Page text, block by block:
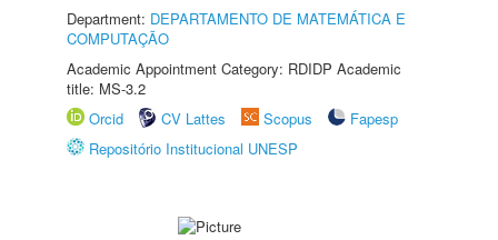
Department: DEPARTAMENTO DE MATEMÁTICA E
COMPUTAÇÃO
Academic Appointment Category: RDIDP Academic
title: MS-3.2
Orcid
CV Lattes Scopus
Fapesp
Repositório Institucional UNESP